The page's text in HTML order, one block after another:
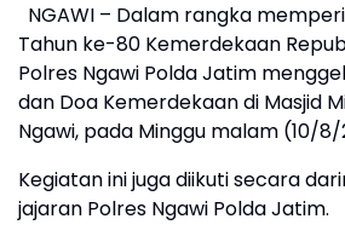
NGAWI – Dalam rangka
Tahun ke-80 Kemerdekaan
Polres Ngawi Polda Jatim
dan Doa Kemerdekaan di Masjid
Ngawi, pada Minggu malam (10/
Kegiatan ini juga diikuti secara
jajaran Polres Ngawi Polda Jatim.